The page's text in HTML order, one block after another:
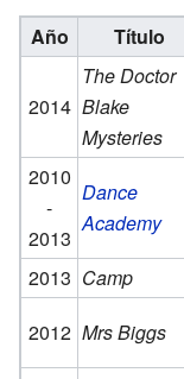
Año Título
2014
The Doctor
Blake
Mysteries
2010
-
2013
Dance
Academy
2013 Camp
2012 Mrs Biggs